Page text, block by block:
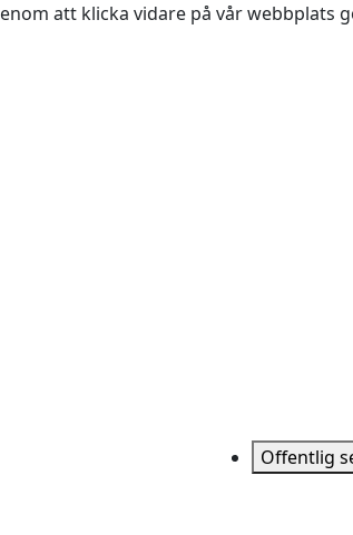
att klicka vidare på vår webbplats
Offentlig